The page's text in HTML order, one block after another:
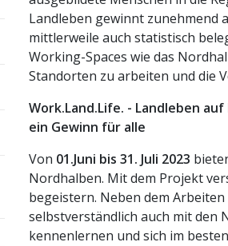
Landleben gewinnt zunehmend
mittlerweile auch statistisch
Working-Spaces wie das
Standorten zu arbeiten und die
Work.Land.Life. - Landleben
ein Gewinn für alle
Von 01.Juni bis 31. Juli 2023
Nordhalben. Mit dem Projekt
begeistern. Neben dem
selbstverständlich auch mit
kennenlernen und sich im